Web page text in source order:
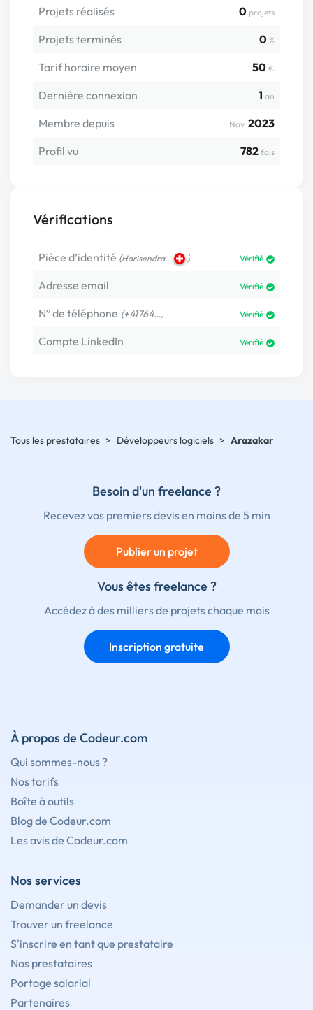
Projets réalisés 0 projets
Projets terminés 0 %
Tarif horaire moyen 50 €
Dernière connexion 1 an
Membre depuis Nov. 2023
Profil vu
782 fois
Vérifications
Pièce d’identité (Harisendra… ) Vérifié
Adresse email Vérifié
N° de téléphone (+41764…) Vérifié
Compte LinkedIn Vérifié
Tous les prestataires > Développeurs logiciels > Arazakar
Besoin d'un freelance ?
Recevez vos premiers devis en moins de 5 min
Publier un projet
Vous êtes freelance ?
Accédez à des milliers de projets chaque mois
Inscription gratuite
À propos de Codeur.com
Qui sommes-nous ?
Nos tarifs
Boîte à outils
Blog de Codeur.com
Les avis de Codeur.com
Nos services
Demander un devis
Trouver un freelance
S'inscrire en tant que prestataire
Nos prestataires
Portage salarial
Partenaires